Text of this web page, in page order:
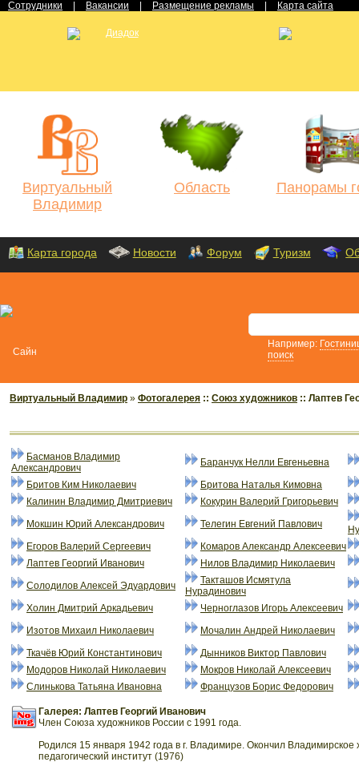
Сотрудники Вакансии Размещение рекламы Карта сайта
Виртуальный
Владимир
Область Панорамы
Карта города Новости Форум Туризм
Например:
поиск
Виртуальный Владимир » Фотогалерея :: Союз художников :: Лаптев
Басманов Владимир
Александрович
Баранчук Нелли Евгеньевна
Бритов Ким Николаевич
Бритова Наталья Кимовна
Калинин Владимир Дмитриевич
Кокурин Валерий Григорьевич
Мокшин Юрий Александрович
Телегин Евгений Павлович
Егоров Валерий Сергеевич
Комаров Александр Алексеевич
Лаптев Георгий Иванович
Нилов Владимир Николаевич
Солодилов Алексей Эдуардович
Такташов Исмятула
Нурадинович
Холин Дмитрий Аркадьевич
Черноглазов Игорь Алексеевич
Изотов Михаил Николаевич
Мочалин Андрей Николаевич
Ткачёв Юрий Константинович
Дынников Виктор Павлович
Модоров Николай Николаевич
Мокров Николай Алексеевич
Слинькова Татьяна Ивановна
Французов Борис Федорович
Галерея: Лаптев Георгий Иванович
Член Союза художников России с 1991 года.
Родился 15 января 1942 года в г. Владимире. Окончил
педагогический институт (1976)